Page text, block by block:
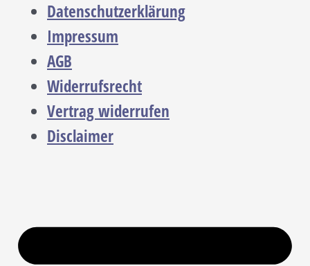
Datenschutzerklärung
Impressum
AGB
Widerrufsrecht
Vertrag widerrufen
Disclaimer